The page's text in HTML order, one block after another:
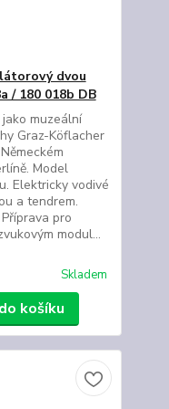
dvou
/ 180 018b DB
muzeální
Graz-Köflacher
Model
Elektricky vodivé
a tendrem.
pro
modul...
Skladem
košíku